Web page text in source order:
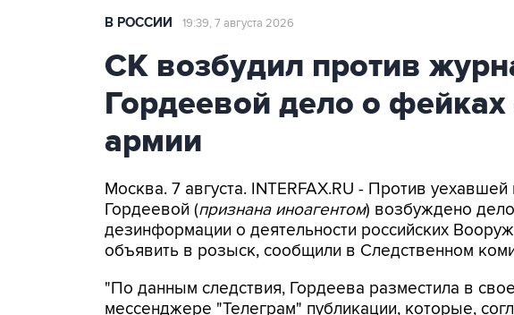
В РОССИИ 19:39, 7 августа 2026
СК возбудил против
Гордеевой дело о фейках
армии
Москва. 7 августа. INTERFAX.RU - Против
Гордеевой (признана иноагентом) возбуждено
дезинформации о деятельности российских
объявить в розыск, сообщили в Следственном
"По данным следствия, Гордеева разместила в
мессенджере "Телеграм" публикации, которые,